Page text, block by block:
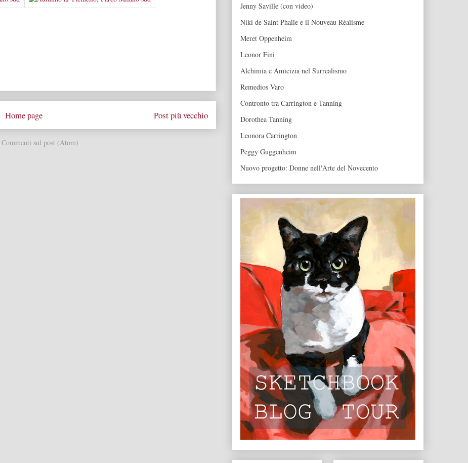
Post più vecchio
Home page
Commenti sul post (Atom)
Jenny Saville (con video)
Niki de Saint Phalle e il Nouveau Réalisme
Meret Oppenheim
Leonor Fini
Alchimia e Amicizia nel Surrealismo
Remedios Varo
Contronto tra Carrington e Tanning
Dorothea Tanning
Leonora Carrington
Peggy Guggenheim
Nuovo progetto: Donne nell'Arte del Novecento